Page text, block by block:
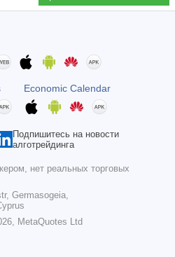
Economic Calendar
Подпишитесь на новости
алготрейдинга
нет реальных торговых
Germasogeia,
MetaQuotes Ltd